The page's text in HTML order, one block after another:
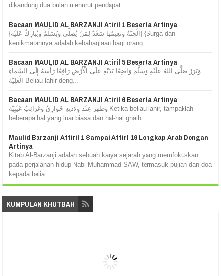
dikandung dua bulan menurut pendapat ...
Bacaan MAULID AL BARZANJI Atiril 1 Beserta Artinya
{اَلْجَنَّةُ وَنَعِيمُهَا سَعْدٌ لِمَنْ يُصَلِّي وَيُسَلِّمُ وَيُبَارِكُ عَلَيْه} {Surga dan
kenikmatannya adalah kebahagiaan bagi orang...
Bacaan MAULID AL BARZANJI Atiril 5 Beserta Artinya
وَبَرَزَ صَلَّى اللهُ عَلَيْهِ وَسَلَّمَ وَاضِعًا يَدَيْهِ عَلَى الْأَرْضِ رَافِعًا رَأْسَهُ إِلَى السَّمَاءِ
الْعَلِيَّة Beliau lahir deng...
Bacaan MAULID AL BARZANJI Atiril 6 Beserta Artinya
وَظَهَرَ عِنْدَ وِلَادَتِهِ خَوَارِقُ وَغَرَائِبُ غَيْبِيَّة Ketika beliau lahir, tampaklah
beberapa hal yang luar biasa dan hal-hal ghaib ...
Maulid Barzanji Attiril 1 Sampai Attirl 19 Lengkap Arab Dengan
Artinya
Kitab Al-Barzanji adalah sebuah karya sejarah yang memfokuskan
pada perjalanan hidup Nabi Muhammad SAW, termasuk pujian dan doa
kepada belia...
KUMPULAN KHUTBAH